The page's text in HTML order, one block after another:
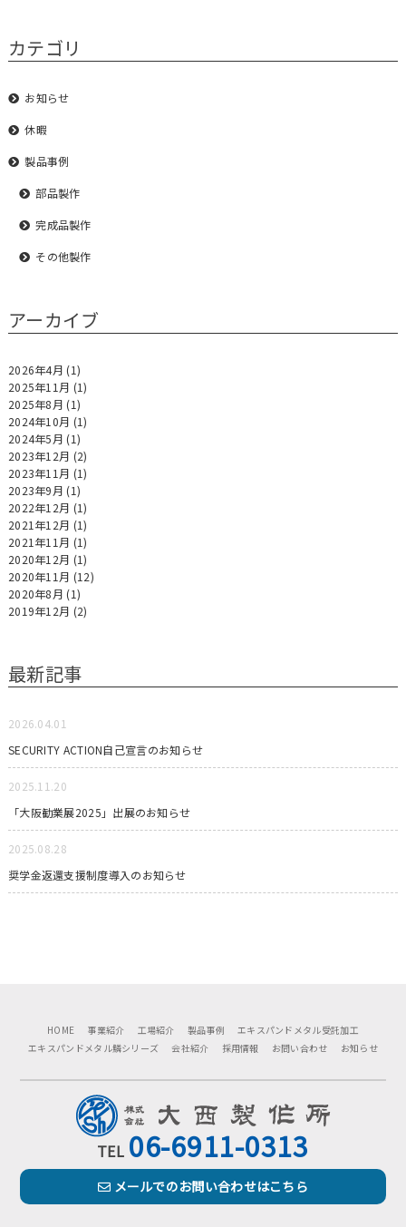
カテゴリ
お知らせ
休暇
製品事例
部品製作
完成品製作
その他製作
アーカイブ
2026年4月 (1)
2025年11月 (1)
2025年8月 (1)
2024年10月 (1)
2024年5月 (1)
2023年12月 (2)
2023年11月 (1)
2023年9月 (1)
2022年12月 (1)
2021年12月 (1)
2021年11月 (1)
2020年12月 (1)
2020年11月 (12)
2020年8月 (1)
2019年12月 (2)
最新記事
2026.04.01
SECURITY ACTION自己宣言のお知らせ
2025.11.20
「大阪勧業展2025」出展のお知らせ
2025.08.28
奨学金返還支援制度導入のお知らせ
HOME 事業紹介 工場紹介 製品事例
エキスパンドメタル受託加工
エキスパンドメタル鱗シリーズ
会社紹介 採用情報 お問い合わせ お知らせ
TEL 06-6911-0313
メールでのお問い合わせはこちら